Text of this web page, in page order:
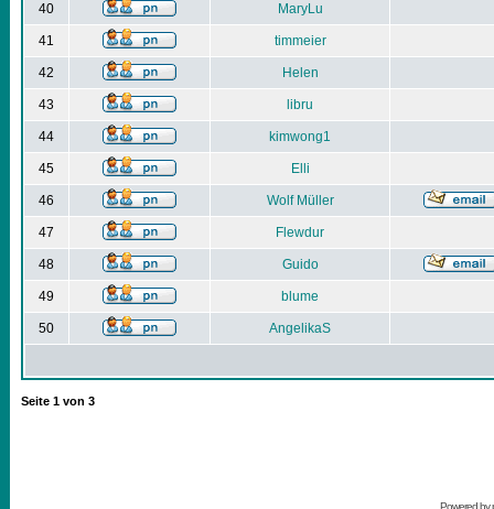
40 MaryLu
41 timmeier
42 Helen
43 libru
44 kimwong1
45 Elli
46 Wolf Müller
47 Flewdur
48 Guido
49 blume
50 AngelikaS
Seite 1 von 3
Powered by